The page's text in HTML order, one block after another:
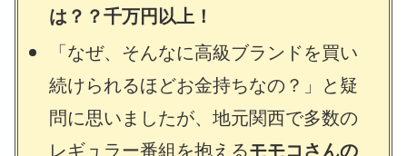
は？？千万円以上！
「なぜ、そんなに高級ブランドを買い
続けられるほどお金持ちなの？」と疑
問に思いましたが、地元関西で多数の
レギュラー番組を抱えるモモコさんの